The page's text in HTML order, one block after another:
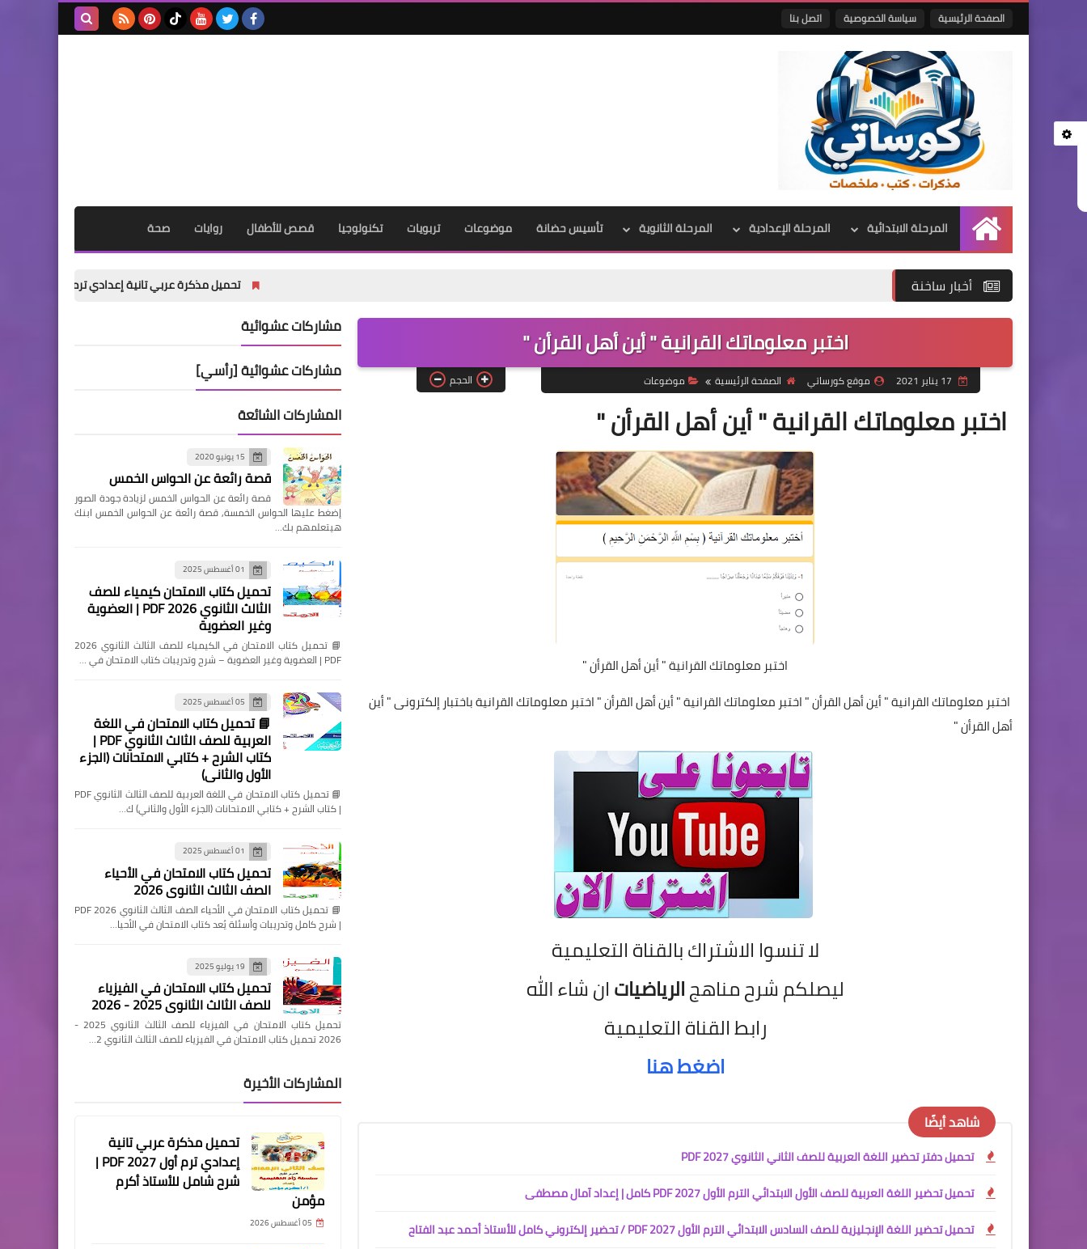
الصفحة الرئيسية سياسة الخصوصية اتصل بنا
الرئيسية
المرحلة الابتدائية المرحلة الإعدادية المرحلة الثانوية تأسيس حضانة موضوعات تربويات تكنولوجيا قصص للأطفال روايات صحة
أخبار ساخنة تحميل مذكرة عربي تانية إعدادي ترم أول 2027 PDF | شرح شامل للأستاذ أكرم مؤمن
اختبر معلوماتك القرانية " أين أهل القرأن "
موقع كورساتي الصفحة الرئيسية موضوعات الحجم
اختبر معلوماتك القرانية " أين أهل القرأن "
اختبر معلوماتك القرانية " أين أهل القرأن "
اختبر معلوماتك القرانية " أين أهل القرأن " اختبر معلوماتك القرانية " أين أهل القرأن " اختبر معلوماتك القرانية باختبار إلكترونى " أين
أهل القرأن "
لا تنسوا الاشتراك بالقناة التعليمية
ليصلكم شرح مناهجالرياضياتان شاء الله
رابط القناة التعليمية
اضغط هنا
شاهد أيضًا
تحميل دفتر تحضير اللغة العربية للصف الثاني الثانوي PDF 2027
تحميل تحضير اللغة العربية للصف الأول الابتدائي الترم الأول 2027 PDF كامل | إعداد آمال مصطفى
تحميل تحضير اللغة الإنجليزية للصف السادس الابتدائي الترم الأول 2027 PDF / تحضير إلكتروني كامل للأستاذ أحمد عبد الفتاح
مشاركات عشوائية
مشاركات عشوائية [رأسي]
المشاركات الشائعة
15 يونيو 2020
قصة رائعة عن الحواس الخمس
قصة رائعة عن الحواس الخمس لزيادة جودة الصور
إضغط عليها الحواس الخمسة, قصة رائعة عن الحواس الخمس ابنك
هيتعلمهم بك…
01 أغسطس 2025
تحميل كتاب الامتحان كيمياء للصف
الثالث الثانوي 2026 PDF | العضوية
وغير العضوية
📘 تحميل كتاب الامتحان في الكيمياء للصف الثالث الثانوي 2026
PDF | العضوية وغير العضوية – شرح وتدريبات كتاب الامتحان في …
05 أغسطس 2025
📘 تحميل كتاب الامتحان في اللغة
العربية للصف الثالث الثانوي PDF |
كتاب الشرح + كتابي الامتحانات (الجزء
الأول والثاني)
📘 تحميل كتاب الامتحان في اللغة العربية للصف الثالث الثانوي PDF
| كتاب الشرح + كتابي الامتحانات (الجزء الأول والثاني) ك…
01 أغسطس 2025
تحميل كتاب الامتحان في الأحياء
الصف الثالث الثانوي 2026
📘 تحميل كتاب الامتحان في الأحياء الصف الثالث الثانوي 2026 PDF
| شرح كامل وتدريبات وأسئلة يُعد كتاب الامتحان في الأحيا…
19 يوليو 2025
تحميل كتاب الامتحان في الفيزياء
للصف الثالث الثانوي 2025 - 2026
تحميل كتاب الامتحان في الفيزياء للصف الثالث الثانوي 2025 -
2026 تحميل كتاب الامتحان في الفيزياء للصف الثالث الثانوي 2…
المشاركات الأخيرة
تحميل مذكرة عربي تانية
إعدادي ترم أول 2027 PDF |
شرح شامل للأستاذ أكرم
مؤمن
05 أغسطس 2026